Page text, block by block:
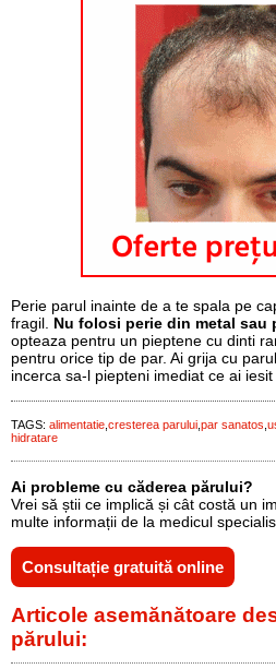
Perie parul inainte de a te spala pe
fragil. Nu folosi perie din metal sau
opteaza pentru un pieptene cu dinti
pentru orice tip de par. Ai grija cu
incerca sa-l piepteni imediat ce ai iesit
TAGS: alimentatie cresterea parului par sanatos
hidratare
Ai probleme cu căderea părului?
Vrei să știi ce implică și cât costă un
multe informații de la medicul
Consultație gratuită online
Articole asemănătoare
părului: